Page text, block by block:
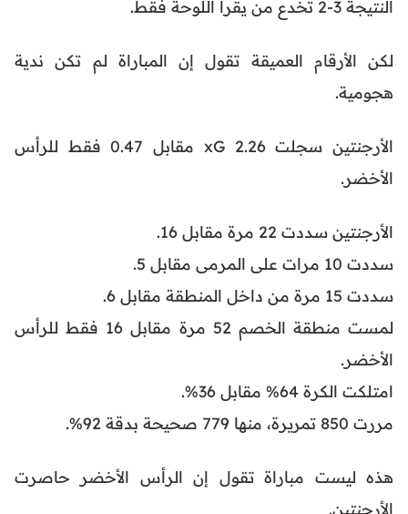
النتيجة 3-2 تخدع من يقرأ اللوحة فقط.
لكن الأرقام العميقة تقول إن المباراة لم تكن ندية
هجومية.
الأرجنتين سجلت 2.26 xG مقابل 0.47 فقط للرأس
الأخضر.
الأرجنتين سددت 22 مرة مقابل 16.
سددت 10 مرات على المرمى مقابل 5.
سددت 15 مرة من داخل المنطقة مقابل 6.
لمست منطقة الخصم 52 مرة مقابل 16 فقط للرأس
الأخضر.
امتلكت الكرة 64% مقابل 36%.
مررت 850 تمريرة، منها 779 صحيحة بدقة 92%.
هذه ليست مباراة تقول إن الرأس الأخضر حاصرت
الأرجنتين.